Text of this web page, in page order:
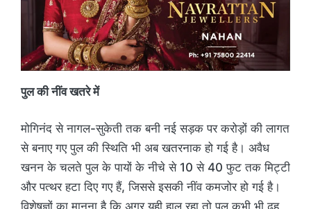
पुल की नींव खतरे में
मोगिनंद से नागल-सुकेती तक बनी नई सड़क पर करोड़ों की लागत
से बनाए गए पुल की स्थिति भी अब खतरनाक हो गई है। अवैध
खनन के चलते पुल के पायों के नीचे से 10 से 40 फुट तक मिट्टी
और पत्थर हटा दिए गए हैं, जिससे इसकी नींव कमजोर हो गई है।